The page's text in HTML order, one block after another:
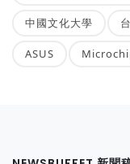
中國文化大學
ASUS